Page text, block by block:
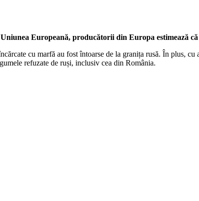
Europeană, producătorii din Europa estimează
cu marfă au fost întoarse de la granița rusă. În plus,
refuzate de ruși, inclusiv cea din România.